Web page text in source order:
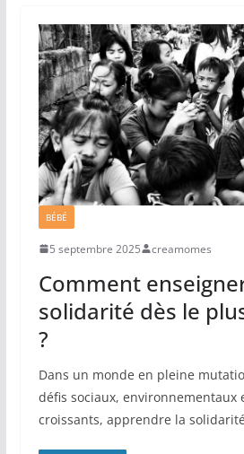
BÉBÉ
5 septembre 2025 creamomes
Comment
solidarité dès le
?
Dans un monde en pleine
défis sociaux, environnementaux
croissants, apprendre la